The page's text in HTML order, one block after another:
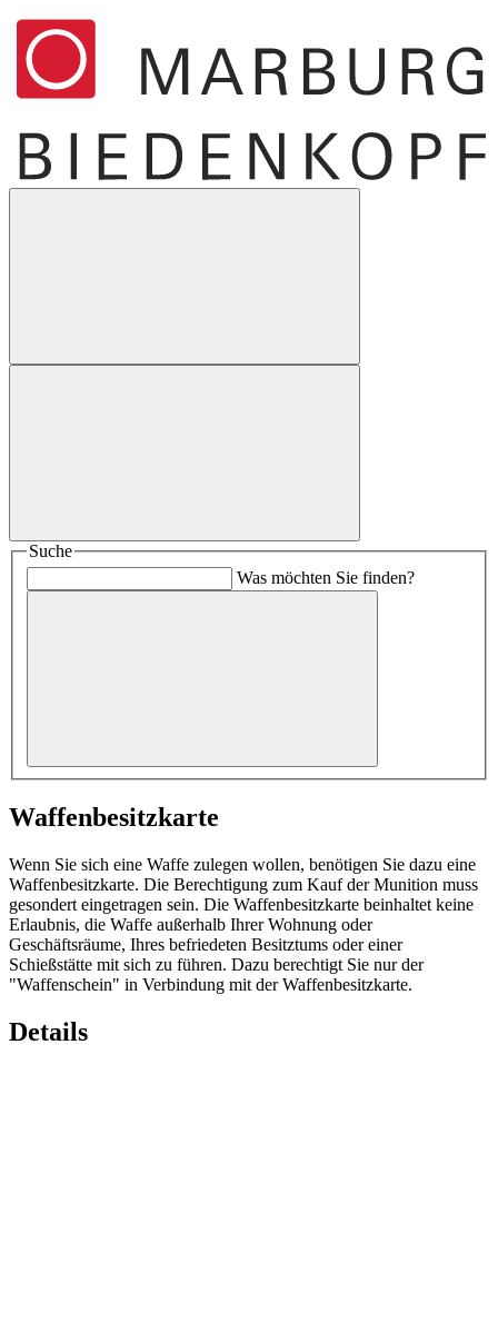
Suche
Was möchten Sie finden?
Waffenbesitzkarte
Wenn Sie sich eine Waffe zulegen wollen, benötigen Sie dazu eine
Waffenbesitzkarte. Die Berechtigung zum Kauf der Munition muss
gesondert eingetragen sein. Die Waffenbesitzkarte beinhaltet keine
Erlaubnis, die Waffe außerhalb Ihrer Wohnung oder
Geschäftsräume, Ihres befriedeten Besitztums oder einer
Schießstätte mit sich zu führen. Dazu berechtigt Sie nur der
"Waffenschein" in Verbindung mit der Waffenbesitzkarte.
Details